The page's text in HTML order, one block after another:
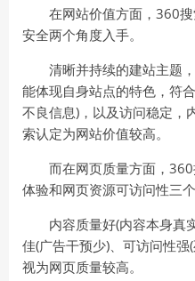
在网站价值方面，360
安全两个角度入手。
清晰并持续的建站主题
能体现自身站点的特色，符
不良信息)，以及访问稳定，
索认定为网站价值较高。
而在网页质量方面，
体验和网页资源可访问性三个
内容质量好(内容本身真
佳(广告干预少)、可访问性
视为网页质量较高。